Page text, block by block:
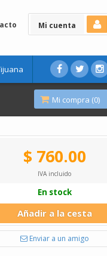
Mi cuenta
Mi compra (0)
$ 760.00
IVA incluido
En stock
Añadir a la cesta
Enviar a un amigo